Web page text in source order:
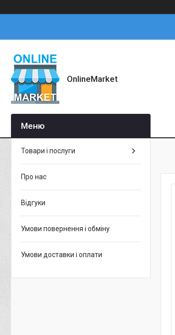
OnlineMarket
Товари і послуги
Про нас
Відгуки
Умови повернення і обміну
Умови доставки і оплати